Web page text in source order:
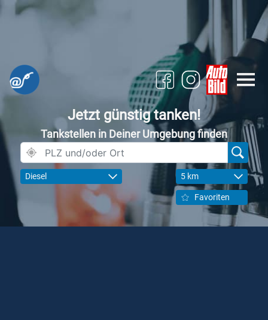
Jetzt günstig tanken!
Tankstellen in Deiner Umgebung finden
Diesel 5 km
Favoriten